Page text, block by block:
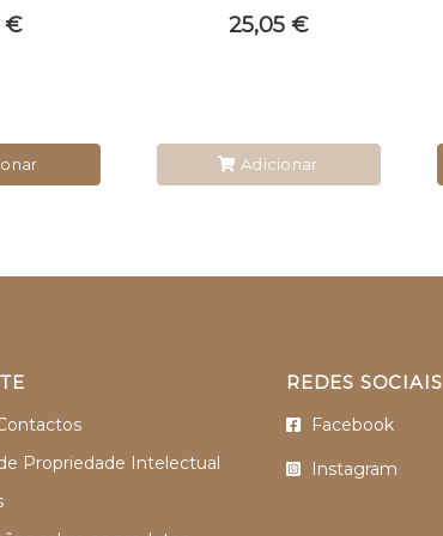
€ 25,05 €
Adicionar
Propriedade Intelectual
REDES SOCIAIS
Facebook
Instagram